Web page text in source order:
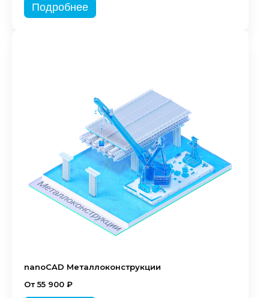
Подробнее
nanoCAD Металлоконструкции
От 55 900 ₽